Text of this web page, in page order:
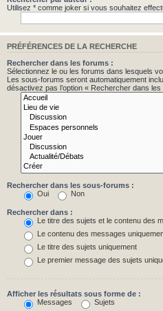
Utilisez * comme joker si vous souhaitez
PRÉFÉRENCES DE LA RECHERCHE
Rechercher dans les forums :
Sélectionnez le ou les forums dans lesquels
Les sous-forums seront automatiquement
désactivez pas l’option « Rechercher dans
Rechercher dans les sous-forums :
Oui
Non
Rechercher dans :
Le titre des sujets et le contenu des
Le contenu des messages
Le titre des sujets uniquement
Le premier message des sujets
Afficher les résultats sous forme de :
Messages
Sujets